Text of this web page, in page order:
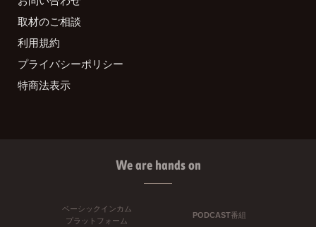
取材のご相談
利用規約
プライバシーポリシー
特商法表示
We are hands on
ベーシックインカム
プラットフォーム
PODCAST番組